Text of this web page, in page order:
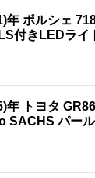
年 ポルシェ
付きLEDライ
年 トヨタ
SACHS パー